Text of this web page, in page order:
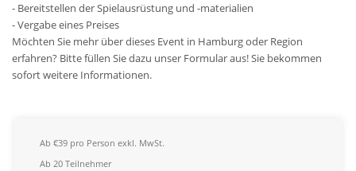
- Bereitstellen der Spielausrüstung und -materialien
- Vergabe eines Preises
Möchten Sie mehr über dieses Event in Hamburg oder Region
erfahren? Bitte füllen Sie dazu unser Formular aus! Sie bekommen
sofort weitere Informationen.
Ab €39 pro Person exkl. MwSt.
Ab 20 Teilnehmer